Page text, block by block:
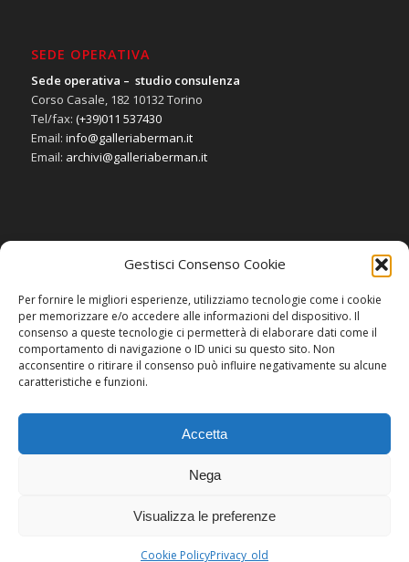
Gestisci Consenso Cookie
Per fornire le migliori esperienze, utilizziamo tecnologie come i cookie
per memorizzare e/o accedere alle informazioni del dispositivo. Il
consenso a queste tecnologie ci permetterà di elaborare dati come il
comportamento di navigazione o ID unici su questo sito. Non
acconsentire o ritirare il consenso può influire negativamente su alcune
caratteristiche e funzioni.
Accetta
Nega
Visualizza le preferenze
Cookie PolicyPrivacy_old
SEDE OPERATIVA
Sede operativa – studio consulenza
Corso Casale, 182 10132 Torino
Tel/fax: (+39)011 537430
Email: info@galleriaberman.it
Email: archivi@galleriaberman.it